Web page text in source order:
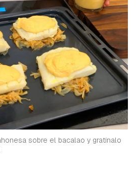
sobre el bacalao y gratínalo